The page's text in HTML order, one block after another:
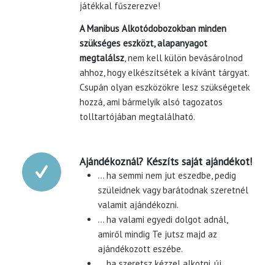
játékkal fűszerezve!
A Manibus Alkotódobozokban minden
szükséges eszközt, alapanyagot
megtalálsz, nem kell külön bevásárolnod
ahhoz, hogy elkészítsétek a kívánt tárgyat.
Csupán olyan eszközökre lesz szükségetek
hozzá, ami bármelyik alsó tagozatos
tolltartójában megtalálható.
Ajándékoznál? Készíts saját ajándékot!
… ha semmi nem jut eszedbe, pedig
szüleidnek vagy barátodnak szeretnél
valamit ajándékozni.
… ha valami egyedi dolgot adnál,
amiről mindig Te jutsz majd az
ajándékozott eszébe.